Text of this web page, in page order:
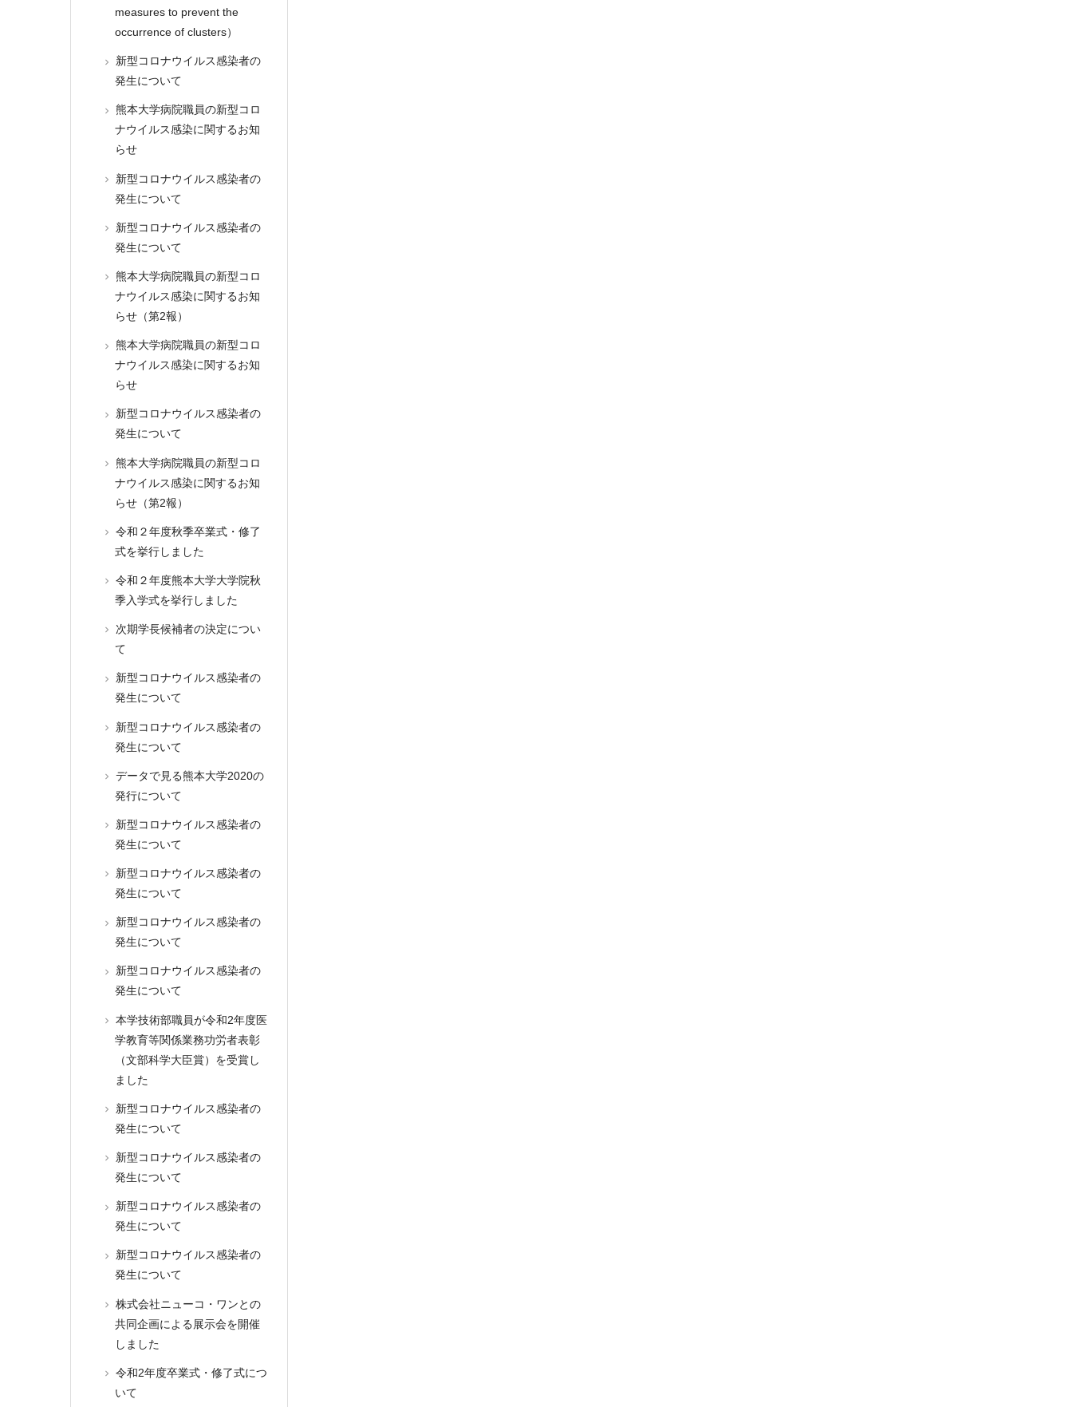
measures to prevent the
occurrence of clusters）
新型コロナウイルス感染者の
発生について
熊本大学病院職員の新型コロ
ナウイルス感染に関するお知
らせ
新型コロナウイルス感染者の
発生について
新型コロナウイルス感染者の
発生について
熊本大学病院職員の新型コロ
ナウイルス感染に関するお知
らせ（第2報）
熊本大学病院職員の新型コロ
ナウイルス感染に関するお知
らせ
新型コロナウイルス感染者の
発生について
熊本大学病院職員の新型コロ
ナウイルス感染に関するお知
らせ（第2報）
令和２年度秋季卒業式・修了
式を挙行しました
令和２年度熊本大学大学院秋
季入学式を挙行しました
次期学長候補者の決定につい
て
新型コロナウイルス感染者の
発生について
新型コロナウイルス感染者の
発生について
データで見る熊本大学2020の
発行について
新型コロナウイルス感染者の
発生について
新型コロナウイルス感染者の
発生について
新型コロナウイルス感染者の
発生について
新型コロナウイルス感染者の
発生について
本学技術部職員が令和2年度医
学教育等関係業務功労者表彰
（文部科学大臣賞）を受賞し
ました
新型コロナウイルス感染者の
発生について
新型コロナウイルス感染者の
発生について
新型コロナウイルス感染者の
発生について
新型コロナウイルス感染者の
発生について
株式会社ニューコ・ワンとの
共同企画による展示会を開催
しました
令和2年度卒業式・修了式につ
いて